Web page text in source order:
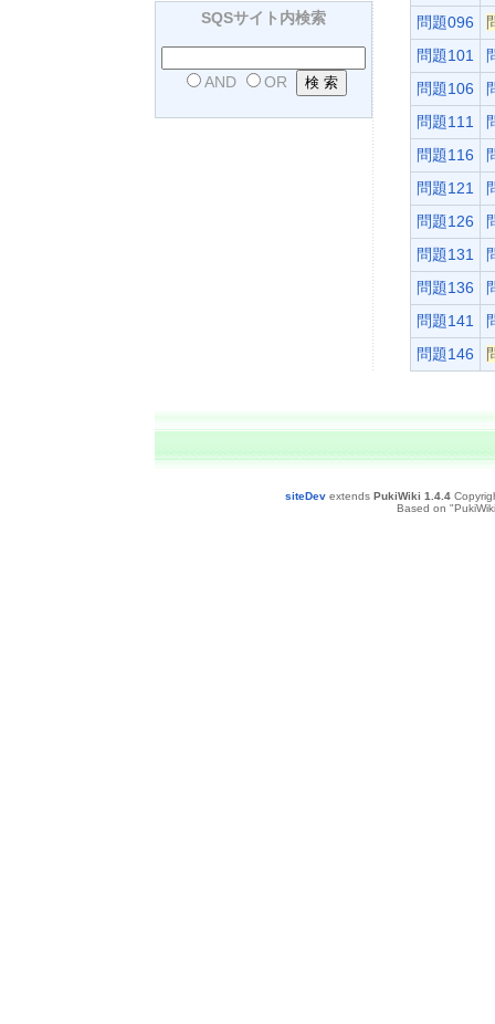
SQSサイト内検索
AND OR
問題096
問題101
問題106
問題111
問題116
問題121
問題126
問題131
問題136
問題141
問題146
siteDev extends PukiWiki 1.4.4
Based on